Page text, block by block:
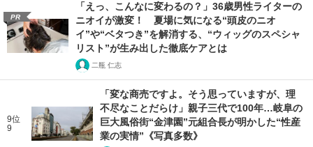
PR
「えっ、こんなに変わるの？」36歳男性ライターの
ニオイが激変！ 夏場に気になる“頭皮のニオ
イ”や“ベタつき”を解消する、“ウィッグのスペシャ
リスト”が生み出した徹底ケアとは
二瓶 仁志
9位
9
「変な商売ですよ。そう思っていますが、理
不尽なことだらけ」親子三代で100年…岐阜の
巨大風俗街“金津園”元組合長が明かした“性産
業の実情”《写真多数》